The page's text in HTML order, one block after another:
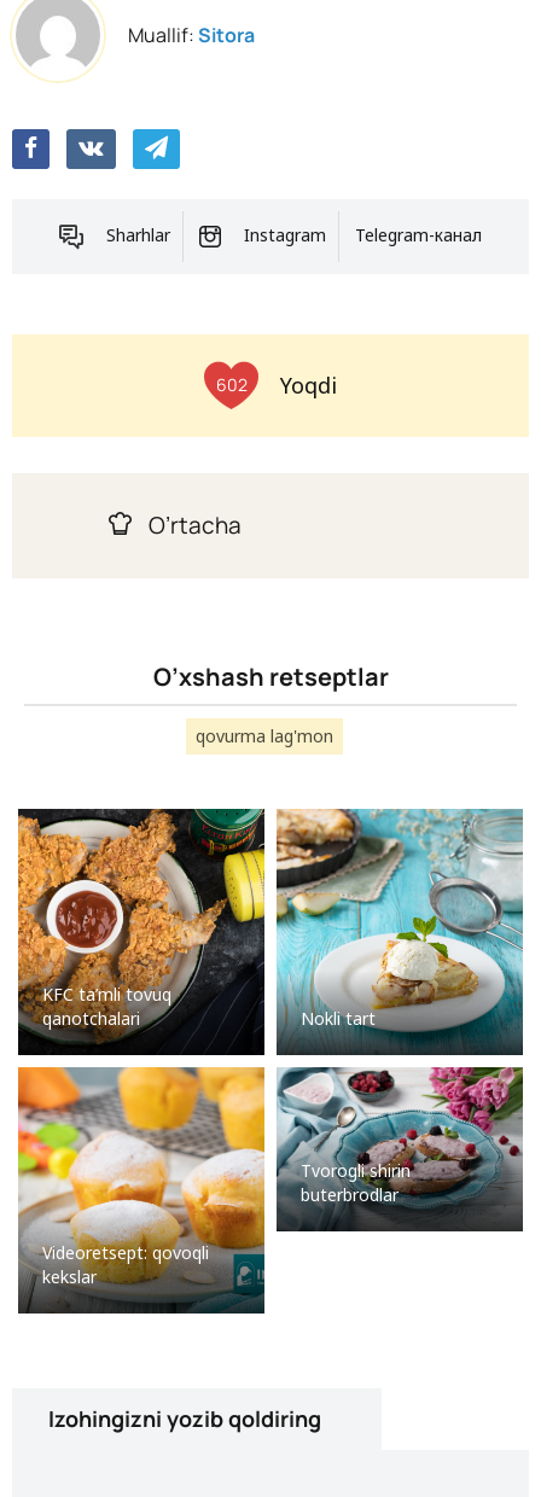
Muallif:Sitora
Sharhlar Instagram Telegram-канал
602 Yoqdi
O’rtacha
O’xshash retseptlar
qovurma lag'mon
KFC ta’mli tovuq
qanotchalari
Nokli tart
Videoretsept: qovoqli
kekslar
Tvorogli shirin
buterbrodlar
Izohingizni yozib qoldiring